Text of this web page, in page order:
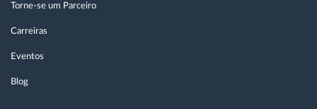
Torne-se um Parceiro
Carreiras
Eventos
Blog